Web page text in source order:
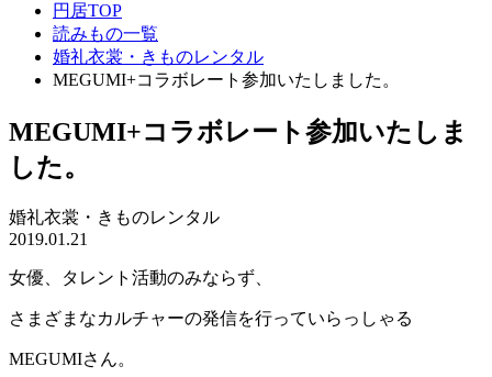
円居TOP
読みもの一覧
婚礼衣裳・きものレンタル
MEGUMI+コラボレート参加いたしました。
MEGUMI+コラボレート参加いたしま
した。
婚礼衣裳・きものレンタル
2019.01.21
女優、タレント活動のみならず、
さまざまなカルチャーの発信を行っていらっしゃる
MEGUMIさん。